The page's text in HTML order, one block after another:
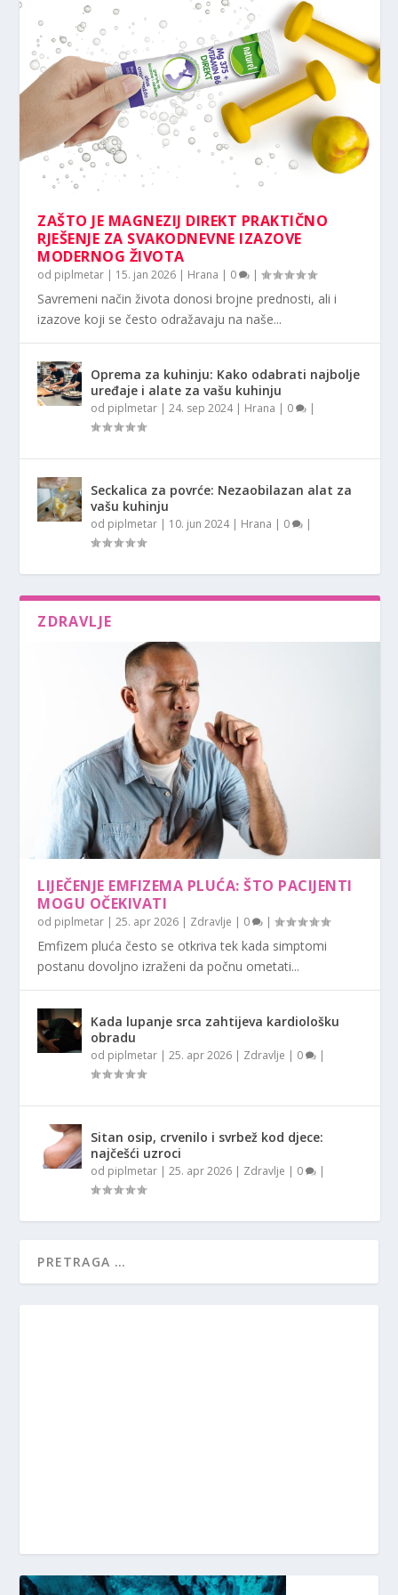
ZAŠTO JE MAGNEZIJ DIREKT PRAKTIČNO
RJEŠENJE ZA SVAKODNEVNE IZAZOVE
MODERNOG ŽIVOTA
od piplmetar | 15. jan 2026 | Hrana | 0 |
Savremeni način života donosi brojne prednosti, ali i
izazove koji se često odražavaju na naše...
Oprema za kuhinju: Kako odabrati najbolje
uređaje i alate za vašu kuhinju
od piplmetar |24. sep 2024| Hrana | 0 |
Seckalica za povrće: Nezaobilazan alat za
vašu kuhinju
od piplmetar | 10. jun 2024| Hrana | 0 |
ZDRAVLJE
LIJEČENJE EMFIZEMA PLUĆA: ŠTO PACIJENTI
MOGU OČEKIVATI
od piplmetar |25. apr 2026 | Zdravlje | 0 |
Emfizem pluća često se otkriva tek kada simptomi
postanu dovoljno izraženi da počnu ometati...
Kada lupanje srca zahtijeva kardiološku
obradu
od piplmetar |25. apr 2026 | Zdravlje | 0 |
Sitan osip, crvenilo i svrbež kod djece:
najčešći uzroci
od piplmetar |25. apr 2026 | Zdravlje | 0 |